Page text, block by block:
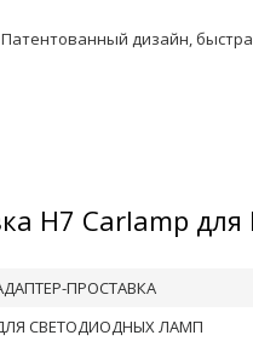
дизайн,
H7 Carlamp для
ПРОСТАВКА
СВЕТОДИОДНЫХ ЛАМП